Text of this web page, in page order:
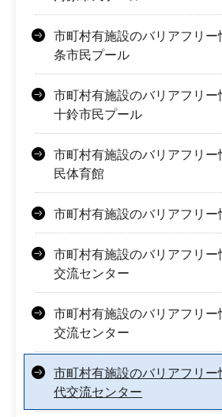
市町村有施設のバリアフリ
条市民プール
市町村有施設のバリアフリ
十鈴市民プール
市町村有施設のバリアフリ
民体育館
市町村有施設のバリアフリ
市町村有施設のバリアフリ
交流センター
市町村有施設のバリアフリ
交流センター
市町村有施設のバリアフリ
代交流センター